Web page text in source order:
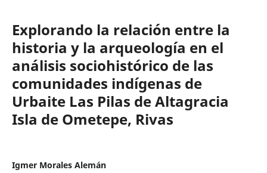
Explorando la relación entre la
historia y la arqueología en el
análisis sociohistórico de las
comunidades indígenas de
Urbaite Las Pilas de Altagracia
Isla de Ometepe, Rivas
Igmer Morales Alemán